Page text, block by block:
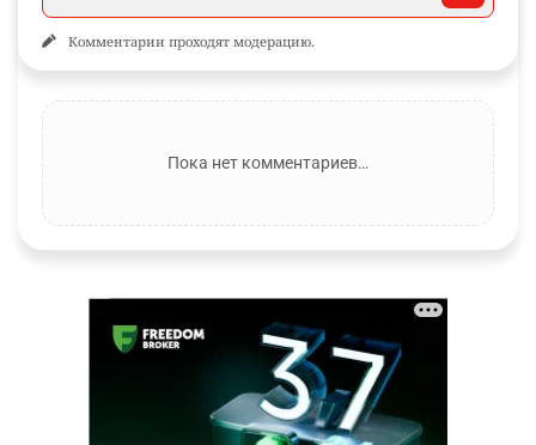
Комментарии проходят модерацию.
Пока нет комментариев…